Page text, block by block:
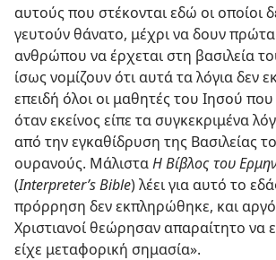
αυτούς που στέκονται εδώ οι οποίοι
γευτούν θάνατο, μέχρι να δουν πρώτα
ανθρώπου να έρχεται στη βασιλεία
ίσως νομίζουν ότι αυτά τα λόγια δεν
επειδή όλοι οι μαθητές του Ιησού
όταν εκείνος είπε τα συγκεκριμένα
από την εγκαθίδρυση της Βασιλείας
ουρανούς. ΜάλισταΗ Βίβλος του
(Interpreter’s Bible) λέει για αυτό το
πρόρρηση δεν εκπληρώθηκε, και
Χριστιανοί θεώρησαν απαραίτητο να
είχε μεταφορική σημασία».